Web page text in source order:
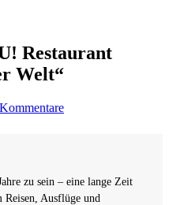
Restaurant
Welt“
zu sein – eine lange Zeit
Ausflüge und